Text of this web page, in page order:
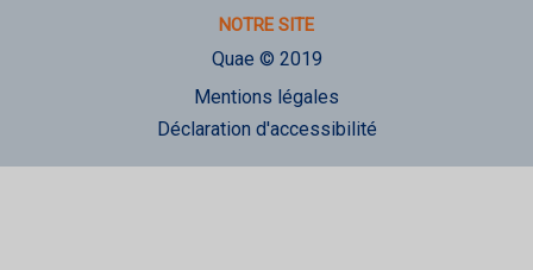
NOTRE SITE
Quae © 2019
Mentions légales
Déclaration d'accessibilité